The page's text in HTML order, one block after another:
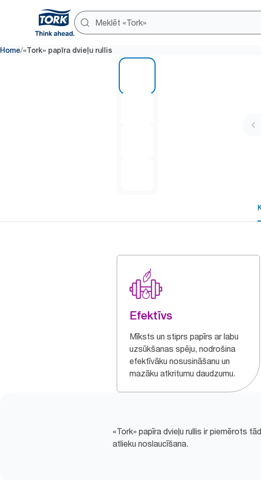
Home/«Tork» papīra dvieļu rullis
Efektīvs
Mīksts un stiprs papīrs ar labu
uzsūkšanas spēju, nodrošina
efektīvāku nosusināšanu un
mazāku atkritumu daudzumu.
«Tork» papīra dvieļu rullis ir piemērots
atlieku noslaucīšana.